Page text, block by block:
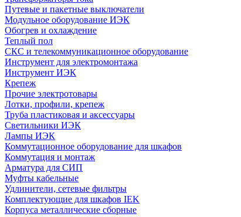
Путевые и пакетные выключатели
Модульное оборудование ИЭК
Обогрев и охлаждение
Теплый пол
СКС и телекоммуникационное оборудование
Инструмент для электромонтажа
Инструмент ИЭК
Крепеж
Прочие электротовары
Лотки, профили, крепеж
Труба пластиковая и аксессуары
Светильники ИЭК
Лампы ИЭК
Коммутационное оборудование для шкафов
Коммутация и монтаж
Арматура для СИП
Муфты кабельные
Удлинители, сетевые фильтры
Комплектующие для шкафов IEK
Корпуса металлические сборные